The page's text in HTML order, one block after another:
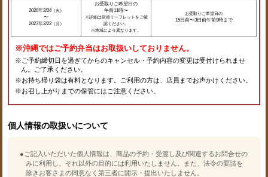
2026年2/24（火）
〜
2027年2/22（月）
お受取りご希望日の
午前11時〜
※詳細は店頭リーフレットをご確
認ください。
※地域により異なります。
お受取りご希望日の
15日前〜3日前午前9時まで
※沖縄ではご予約弁当はお取扱いしておりません。
※ご予約締切日を過ぎてからのキャンセル・予約内容の変更は受付けられませ
ん。ご了承ください。
※お持ち帰り袋は有料となります。ご利用の方は、店員までお声かけください。
※お召し上がりまでの保管にはご注意ください。
個人情報の取扱いについて
●ご記入いただいた個人情報は、商品の予約・受渡し及び関連するお問合せの
みに利用し、それ以外の目的には利用いたしません。
また、法令の要請を
除きお客さまの同意なく第三者に開示・提出いたしません。